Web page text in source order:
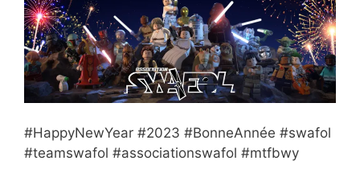
#HappyNewYear #2023 #BonneAnnée #swafol
#teamswafol #associationswafol #mtfbwy